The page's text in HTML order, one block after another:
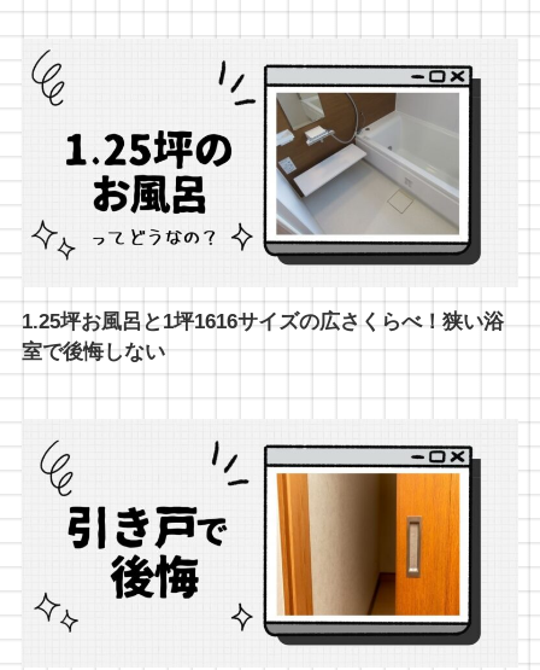
1.25坪お風呂と1坪1616サイズの広さくらべ！狭い浴
室で後悔しない